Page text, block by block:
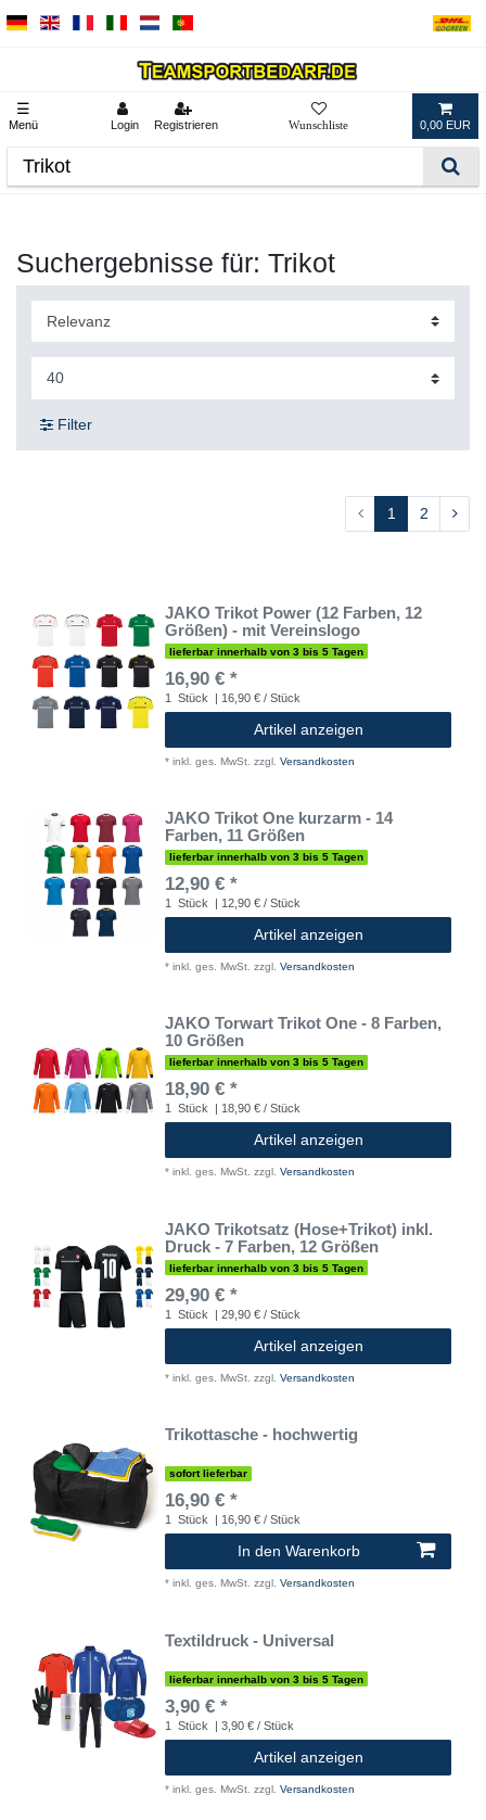
☰
Menü Login Registrieren 0,00 EUR
Suchergebnisse für: Trikot
Filter
1 2
JAKO Trikot Power (12 Farben, 12
Größen) - mit Vereinslogo
lieferbar innerhalb von 3 bis 5 Tagen
16,90 € *
1 Stück | 16,90 € / Stück
Artikel anzeigen
* inkl. ges. MwSt. zzgl. Versandkosten
JAKO Trikot One kurzarm - 14
Farben, 11 Größen
lieferbar innerhalb von 3 bis 5 Tagen
12,90 € *
1 Stück | 12,90 € / Stück
Artikel anzeigen
* inkl. ges. MwSt. zzgl. Versandkosten
JAKO Torwart Trikot One - 8 Farben,
10 Größen
lieferbar innerhalb von 3 bis 5 Tagen
18,90 € *
1 Stück | 18,90 € / Stück
Artikel anzeigen
* inkl. ges. MwSt. zzgl. Versandkosten
JAKO Trikotsatz (Hose+Trikot) inkl.
Druck - 7 Farben, 12 Größen
lieferbar innerhalb von 3 bis 5 Tagen
29,90 € *
1 Stück | 29,90 € / Stück
Artikel anzeigen
* inkl. ges. MwSt. zzgl. Versandkosten
Trikottasche - hochwertig
sofort lieferbar
16,90 € *
1 Stück | 16,90 € / Stück
In den Warenkorb
* inkl. ges. MwSt. zzgl. Versandkosten
Textildruck - Universal
lieferbar innerhalb von 3 bis 5 Tagen
3,90 € *
1 Stück | 3,90 € / Stück
Artikel anzeigen
* inkl. ges. MwSt. zzgl. Versandkosten